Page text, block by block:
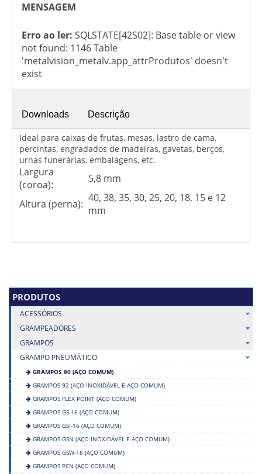
MENSAGEM
Erro ao ler: SQLSTATE[42S02]: Base table or view
not found: 1146 Table
'metalvision_metalv.app_attrProdutos' doesn't
exist
Downloads Descrição
Ideal para caixas de frutas, mesas, lastro de cama,
percintas, engradados de madeiras, gavetas, berços,
urnas funerárias, embalagens, etc.
Largura
(coroa):
5,8 mm
Altura (perna): 40, 38, 35, 30, 25, 20, 18, 15 e 12
mm
PRODUTOS
ACESSÓRIOS
GRAMPEADORES
GRAMPOS
GRAMPO PNEUMÁTICO
GRAMPOS 90 (AÇO COMUM)
GRAMPOS 92 (AÇO INOXIDÁVEL E AÇO COMUM)
GRAMPOS FLEX POINT (AÇO COMUM)
GRAMPOS GS-16 (AÇO COMUM)
GRAMPOS GSI-16 (AÇO COMUM)
GRAMPOS GSN (AÇO INOXIDÁVEL E AÇO COMUM)
GRAMPOS GSW-16 (AÇO COMUM)
GRAMPOS PCN (AÇO COMUM)